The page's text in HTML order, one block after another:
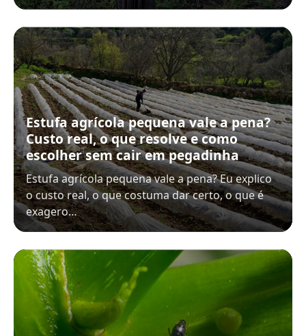
Estufa agrícola pequena vale a pena?
Custo real, o que resolve e como
escolher sem cair em pegadinha
Estufa agrícola pequena vale a pena? Eu explico
o custo real, o que costuma dar certo, o que é
exagero…